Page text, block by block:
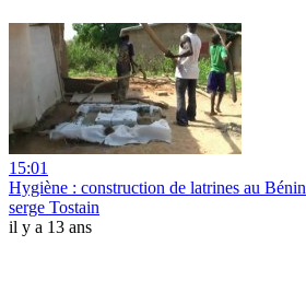
15:01
Hygiène : construction de latrines au Bénin
serge Tostain
il y a 13 ans